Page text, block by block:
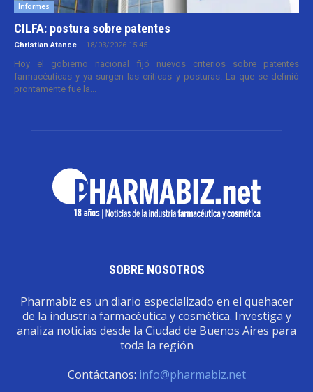
Informes
CILFA: postura sobre patentes
Christian Atance - 18/03/2026 15:45
Hoy el gobierno nacional fijó nuevos criterios sobre patentes
farmacéuticas y ya surgen las críticas y posturas. La que se definió
prontamente fue la...
SOBRE NOSOTROS
Pharmabiz es un diario especializado en el quehacer
de la industria farmacéutica y cosmética. Investiga y
analiza noticias desde la Ciudad de Buenos Aires para
toda la región
Contáctanos: info@pharmabiz.net